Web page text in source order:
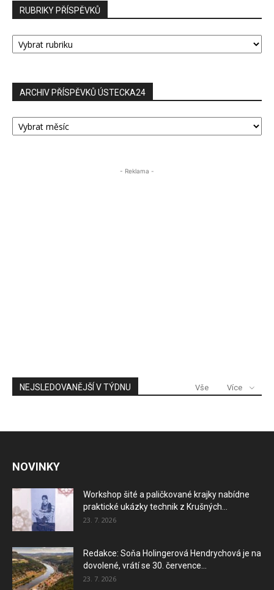
RUBRIKY PŘÍSPĚVKŮ
RUBRIKY
PŘÍSPĚVKŮ
ARCHIV PŘÍSPĚVKŮ ÚSTECKA24
ARCHIV
PŘÍSPĚVKŮ
- Reklama -
NEJSLEDOVANĚJŠÍ V TÝDNU Vše Více
NOVINKY
Workshop šité a paličkované krajky nabídne
praktické ukázky technik z Krušných...
23. 7. 2026
Redakce: Soňa Holingerová Hendrychová je na
dovolené, vrátí se 30. července...
23. 7. 2026